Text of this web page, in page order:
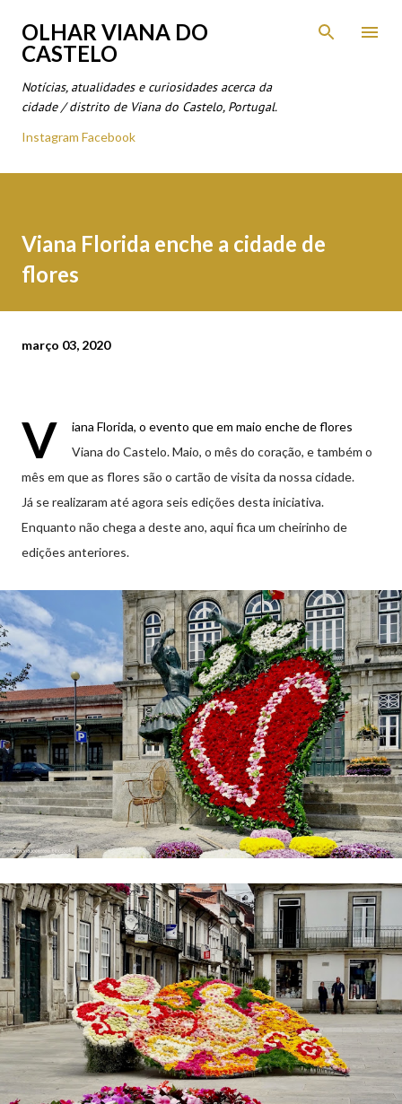
Avançar para o conteúdo principal
OLHAR VIANA DO
CASTELO
Notícias, atualidades e curiosidades acerca da
cidade / distrito de Viana do Castelo, Portugal.
Instagram Facebook
Viana Florida enche a cidade de
flores
março 03, 2020
V
iana Florida, o evento que em maio enche de flores
Viana do Castelo. Maio, o mês do coração, e também o
mês em que as flores são o cartão de visita da nossa cidade.
Já se realizaram até agora seis edições desta iniciativa.
Enquanto não chega a deste ano, aqui fica um cheirinho de
edições anteriores.